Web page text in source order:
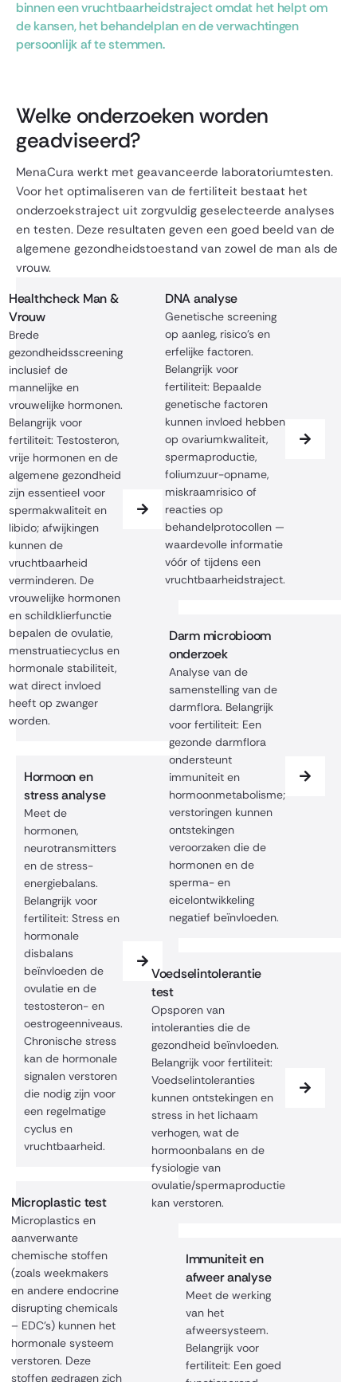
binnen een vruchtbaarheidstraject omdat het helpt om
dekansen,het behandelplan en de verwachtingen
persoonlijk af te stemmen.
Welke onderzoeken worden
geadviseerd?
MenaCura werkt met geavanceerde laboratoriumtesten.
Voor het optimaliseren van de fertiliteit bestaat het
onderzoekstraject uit zorgvuldig geselecteerde analyses
en testen. Deze resultaten geven een goed beeld van de
algemene gezondheidstoestand van zowel de man als de
vrouw.
Healthcheck Man &
Vrouw
Brede
gezondheidsscreening
inclusief de
mannelijke en
vrouwelijke hormonen.
Belangrijk voor
fertiliteit: Testosteron,
vrije hormonen en de
algemene gezondheid
zijn essentieel voor
spermakwaliteit en
libido; afwijkingen
kunnen de
vruchtbaarheid
verminderen. De
vrouwelijke hormonen
en schildklierfunctie
bepalen de ovulatie,
menstruatiecyclus en
hormonale stabiliteit,
wat direct invloed
heeft op zwanger
worden.
Hormoon en
stress analyse
Meet de
hormonen,
neurotransmitters
en de stress-
energiebalans.
Belangrijk voor
fertiliteit: Stress en
hormonale
disbalans
beïnvloeden de
ovulatie en de
testosteron- en
oestrogeenniveaus.
Chronische stress
kan de hormonale
signalen verstoren
die nodig zijn voor
een regelmatige
cyclus en
vruchtbaarheid.
Microplastic test
Microplastics en
aanverwante
chemische stoffen
(zoals weekmakers
en andere endocrine
disrupting chemicals
– EDC’s) kunnen het
hormonale systeem
verstoren. Deze
stoffen gedragen zich
DNA analyse
Genetische screening
op aanleg, risico’s en
erfelijke factoren.
Belangrijk voor
fertiliteit: Bepaalde
genetische factoren
kunnen invloed hebben
op ovariumkwaliteit,
spermaproductie,
foliumzuur-opname,
miskraamrisico of
reacties op
behandelprotocollen —
waardevolle informatie
vóór of tijdens een
vruchtbaarheidstraject.
Darm microbioom
onderzoek
Analyse van de
samenstelling van de
darmflora. Belangrijk
voor fertiliteit: Een
gezonde darmflora
ondersteunt
immuniteit en
hormoonmetabolisme;
verstoringen kunnen
ontstekingen
veroorzaken die de
hormonen en de
sperma- en
eicelontwikkeling
negatief beïnvloeden.
Voedselintolerantie
test
Opsporen van
intoleranties die de
gezondheid beïnvloeden.
Belangrijk voor fertiliteit:
Voedselintoleranties
kunnen ontstekingen en
stress in het lichaam
verhogen, wat de
hormoonbalans en de
fysiologie van
ovulatie/spermaproductie
kan verstoren.
Immuniteit en
afweer analyse
Meet de werking
van het
afweersysteem.
Belangrijk voor
fertiliteit: Een goed